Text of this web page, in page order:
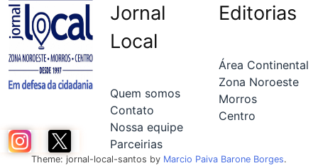
Jornal
Local
Quem somos
Contato
Nossa equipe
Parceirias
Editorias
Área Continental
Zona Noroeste
Morros
Centro
Theme: jornal-local-santos by Marcio Paiva Barone Borges.